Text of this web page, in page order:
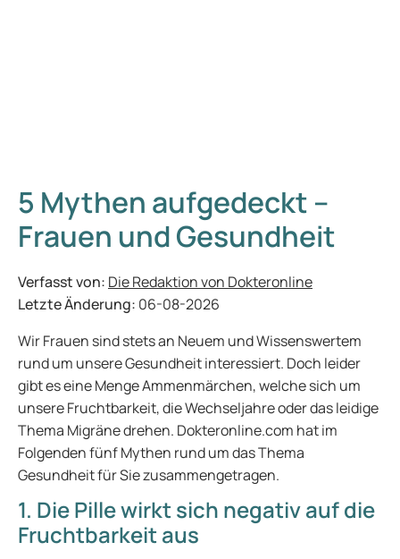
5 Mythen aufgedeckt –
Frauen und Gesundheit
Verfasst von: Die Redaktion von Dokteronline
Letzte Änderung: 06-08-2026
Wir Frauen sind stets an Neuem und Wissenswertem
rund um unsere Gesundheit interessiert. Doch leider
gibt es eine Menge Ammenmärchen, welche sich um
unsere Fruchtbarkeit, die Wechseljahre oder das leidige
Thema Migräne drehen. Dokteronline.com hat im
Folgenden fünf Mythen rund um das Thema
Gesundheit für Sie zusammengetragen.
1. Die Pille wirkt sich negativ auf die
Fruchtbarkeit aus